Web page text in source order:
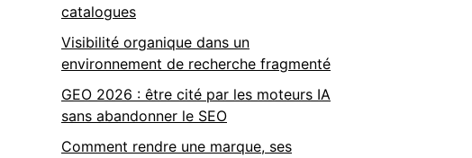
catalogues
Visibilité organique dans un
environnement de recherche fragmenté
GEO 2026 : être cité par les moteurs IA
sans abandonner le SEO
Comment rendre une marque, ses